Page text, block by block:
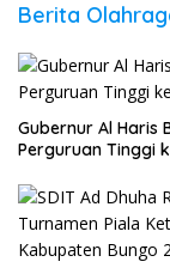
Berita
Gubernur Al Haris
Perguruan Tinggi